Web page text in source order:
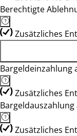
Berechtigte
Zusätzliches
Bargeldeinzahlung
Zusätzliches
Zusätzliches